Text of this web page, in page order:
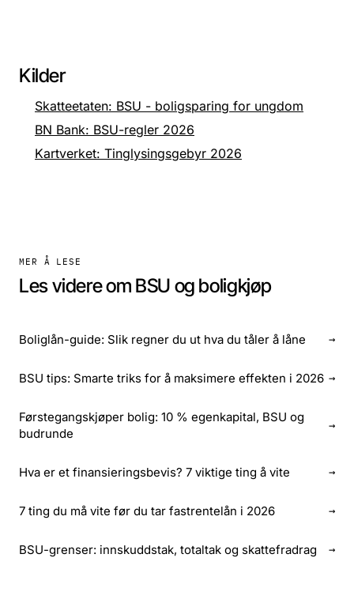
Kilder
Skatteetaten: BSU - boligsparing for ungdom
BN Bank: BSU-regler 2026
Kartverket: Tinglysingsgebyr 2026
MER Å LESE
Les videre om BSU og boligkjøp
Boliglån-guide: Slik regner du ut hva du tåler å låne →
BSU tips: Smarte triks for å maksimere effekten i 2026 →
Førstegangskjøper bolig: 10 % egenkapital, BSU og
budrunde
→
Hva er et finansieringsbevis? 7 viktige ting å vite →
7 ting du må vite før du tar fastrentelån i 2026 →
BSU-grenser: innskuddstak, totaltak og skattefradrag →